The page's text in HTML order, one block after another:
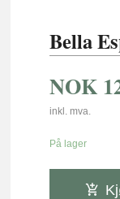
Bella
NOK
inkl. mva.
På lager